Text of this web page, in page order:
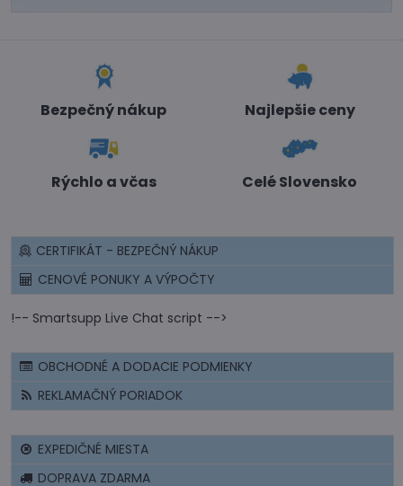
Bezpečný nákup Najlepšie ceny
Rýchlo a včas Celé Slovensko
CERTIFIKÁT - BEZPEČNÝ NÁKUP
CENOVÉ PONUKY A VÝPOČTY
!-- Smartsupp Live Chat script -->
OBCHODNÉ A DODACIE PODMIENKY
REKLAMAČNÝ PORIADOK
EXPEDIČNÉ MIESTA
DOPRAVA ZDARMA